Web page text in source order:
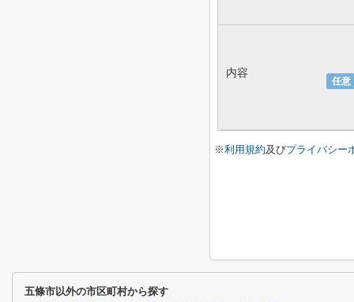
任意
内容
※利用規約及びプライバシー
五條市以外の市区町村から探す